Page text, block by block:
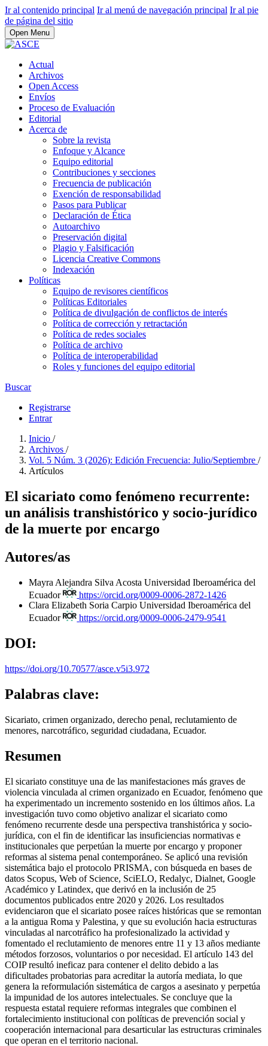
Ir al contenido principal Ir al menú de navegación principal Ir al pie
de página del sitio
Open Menu
Actual
Archivos
Open Access
Envíos
Proceso de Evaluación
Editorial
Acerca de
Sobre la revista
Enfoque y Alcance
Equipo editorial
Contribuciones y secciones
Frecuencia de publicación
Exención de responsabilidad
Pasos para Publicar
Declaración de Ética
Autoarchivo
Preservación digital
Plagio y Falsificación
Licencia Creative Commons
Indexación
Políticas
Equipo de revisores científicos
Políticas Editoriales
Política de divulgación de conflictos de interés
Política de corrección y retractación
Política de redes sociales
Política de archivo
Política de interoperabilidad
Roles y funciones del equipo editorial
Buscar
Registrarse
Entrar
Inicio /
Archivos /
Vol. 5 Núm. 3 (2026): Edición Frecuencia: Julio/Septiembre /
Artículos
El sicariato como fenómeno recurrente:
un análisis transhistórico y socio-jurídico
de la muerte por encargo
Autores/as
Mayra Alejandra Silva Acosta Universidad Iberoamérica del
Ecuador
https://orcid.org/0009-0006-2872-1426
Clara Elizabeth Soria Carpio Universidad Iberoamérica del
Ecuador
https://orcid.org/0009-0006-2479-9541
DOI:
https://doi.org/10.70577/asce.v5i3.972
Palabras clave:
Sicariato, crimen organizado, derecho penal, reclutamiento de
menores, narcotráfico, seguridad ciudadana, Ecuador.
Resumen
El sicariato constituye una de las manifestaciones más graves de
violencia vinculada al crimen organizado en Ecuador, fenómeno que
ha experimentado un incremento sostenido en los últimos años. La
investigación tuvo como objetivo analizar el sicariato como
fenómeno recurrente desde una perspectiva transhistórica y socio-
jurídica, con el fin de identificar las insuficiencias normativas e
institucionales que perpetúan la muerte por encargo y proponer
reformas al sistema penal contemporáneo. Se aplicó una revisión
sistemática bajo el protocolo PRISMA, con búsqueda en bases de
datos Scopus, Web of Science, SciELO, Redalyc, Dialnet, Google
Académico y Latindex, que derivó en la inclusión de 25
documentos publicados entre 2020 y 2026. Los resultados
evidenciaron que el sicariato posee raíces históricas que se remontan
a la antigua Roma y Palestina, y que su evolución hacia estructuras
vinculadas al narcotráfico ha profesionalizado la actividad y
fomentado el reclutamiento de menores entre 11 y 13 años mediante
métodos forzosos, voluntarios o por necesidad. El artículo 143 del
COIP resultó ineficaz para contener el delito debido a las
dificultades probatorias para acreditar la autoría mediata, lo que
genera la reformulación sistemática de cargos a asesinato y perpetúa
la impunidad de los autores intelectuales. Se concluye que la
respuesta estatal requiere reformas integrales que combinen el
fortalecimiento institucional con políticas de prevención social y
cooperación internacional para desarticular las estructuras criminales
que operan en el territorio nacional.